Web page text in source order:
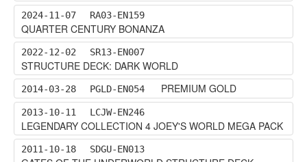
2024-11-07 RA03-EN159
QUARTER CENTURY BONANZA
2022-12-02 SR13-EN007
STRUCTURE DECK: DARK WORLD
2014-03-28 PGLD-EN054 PREMIUM GOLD
2013-10-11 LCJW-EN246
LEGENDARY COLLECTION 4 JOEY'S WORLD MEGA PACK
2011-10-18 SDGU-EN013